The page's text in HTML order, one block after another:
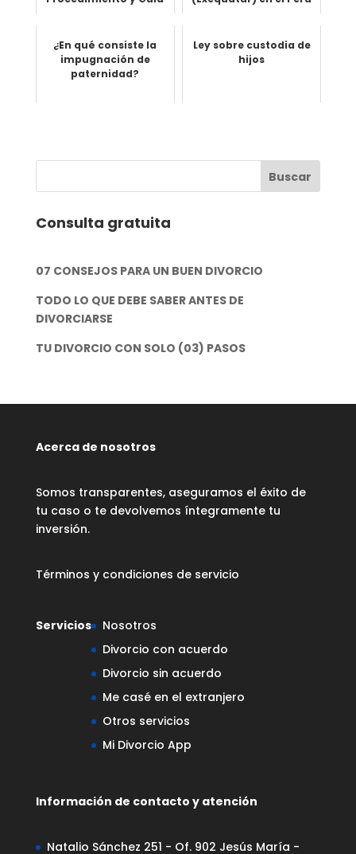
¿En qué consiste la
impugnación de
paternidad?
Ley sobre custodia de
hijos
Consulta gratuita
07 CONSEJOS PARA UN BUEN DIVORCIO
TODO LO QUE DEBE SABER ANTES DE
DIVORCIARSE
TU DIVORCIO CON SOLO (03) PASOS
Acerca de nosotros
Somos transparentes, aseguramos el éxito de
tu caso o te devolvemos íntegramente tu
inversión.
Términos y condiciones de servicio
Servicios
Nosotros
Divorcio con acuerdo
Divorcio sin acuerdo
Me casé en el extranjero
Otros servicios
Mi Divorcio App
Información de contacto y atención
Natalio Sánchez 251 - Of. 902 Jesús María -